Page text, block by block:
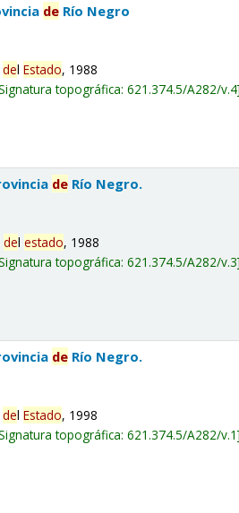
de Río Negro
delEstado, 1988
topográfica:621.374.5/A282/v.4
de Río Negro.
delestado, 1988
topográfica:621.374.5/A282/v.3
de Río Negro.
delEstado, 1998
topográfica:621.374.5/A282/v.1